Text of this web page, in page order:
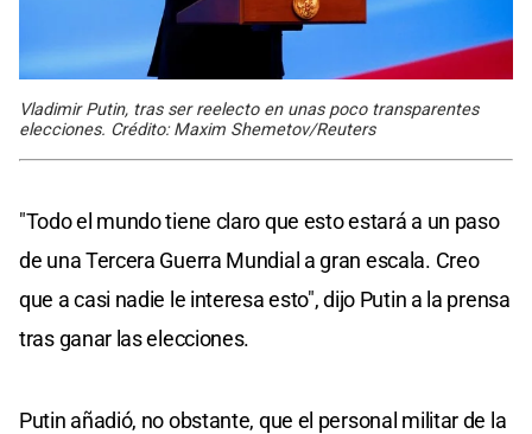
Vladimir Putin, tras ser reelecto en unas poco transparentes
elecciones. Crédito: Maxim Shemetov/Reuters
"Todo el mundo tiene claro que esto estará a un paso
de una Tercera Guerra Mundial a gran escala. Creo
que a casi nadie le interesa esto", dijo Putin a la prensa
tras ganar las elecciones.
Putin añadió, no obstante, que el personal militar de la